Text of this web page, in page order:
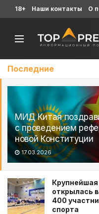
Последние
МИД Китая
с проведением
новой Конституции
17.03.2026
открылась
400
спорта
18+ Наши контакты О